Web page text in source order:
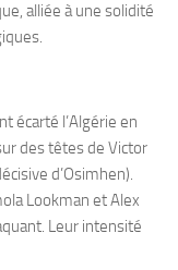
alliée à une solidité
écarté l’Algérie en
des têtes de Victor
d’Osimhen).
Lookman et Alex
Leur intensité